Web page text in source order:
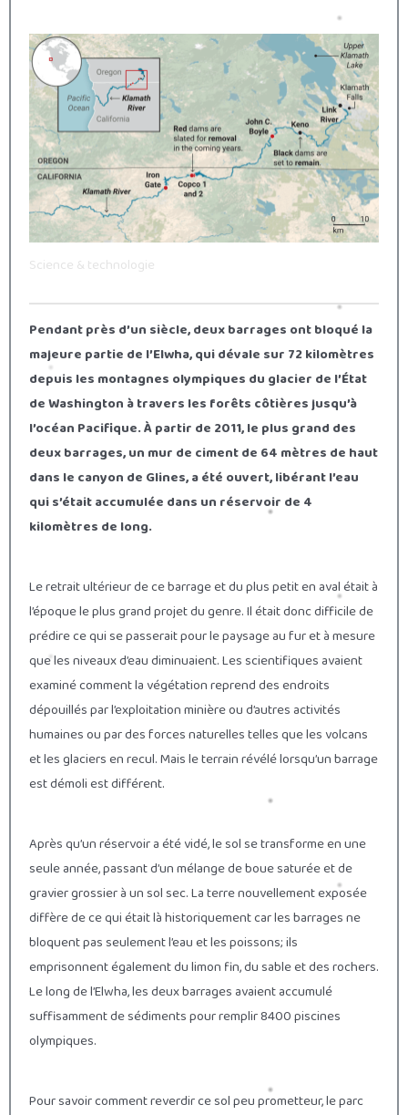
Science & technologie
Pendant près d’un siècle, deux barrages ont bloqué la
majeure partie de l’Elwha, qui dévale sur 72 kilomètres
depuis les montagnes olympiques du glacier de l’État
de Washington à travers les forêts côtières jusqu’à
l’océan Pacifique. À partir de 2011, le plus grand des
deux barrages, un mur de ciment de 64 mètres de haut
dans le canyon de Glines, a été ouvert, libérant l’eau
qui s’était accumulée dans un réservoir de 4
kilomètres de long.
Le retrait ultérieur de ce barrage et du plus petit en aval était à
l’époque le plus grand projet du genre. Il était donc difficile de
prédire ce qui se passerait pour le paysage au fur et à mesure
que les niveaux d’eau diminuaient. Les scientifiques avaient
examiné comment la végétation reprend des endroits
dépouillés par l’exploitation minière ou d’autres activités
humaines ou par des forces naturelles telles que les volcans
et les glaciers en recul. Mais le terrain révélé lorsqu’un barrage
est démoli est différent.
Après qu’un réservoir a été vidé, le sol se transforme en une
seule année, passant d’un mélange de boue saturée et de
gravier grossier à un sol sec. La terre nouvellement exposée
diffère de ce qui était là historiquement car les barrages ne
bloquent pas seulement l’eau et les poissons; ils
emprisonnent également du limon fin, du sable et des rochers.
Le long de l’Elwha, les deux barrages avaient accumulé
suffisamment de sédiments pour remplir 8400 piscines
olympiques.
Pour savoir comment reverdir ce sol peu prometteur, le parc